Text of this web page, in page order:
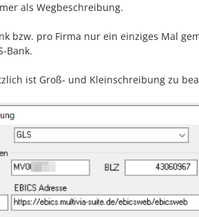
als Wegbeschreibung.
bzw. pro Firma nur ein einziges Mal
Bank.
ist Groß- und Kleinschreibung zu